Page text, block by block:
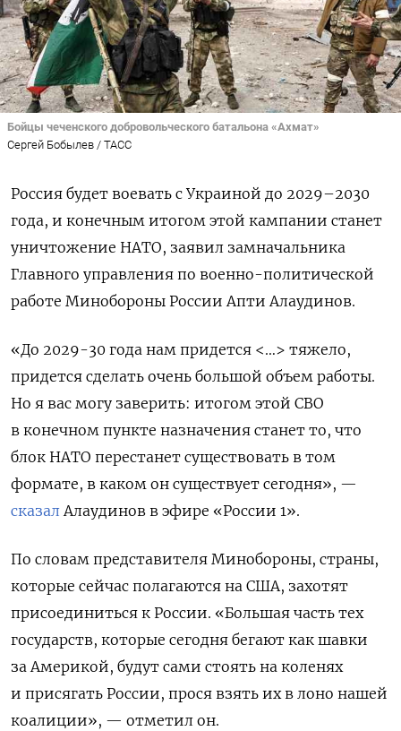
Бойцы чеченского добровольческого батальона «Ахмат»
Сергей Бобылев / ТАСС
Россия будет воевать с Украиной до 2029–2030
года, и конечным итогом этой кампании станет
уничтожение НАТО, заявил замначальника
Главного управления по военно-политической
работе Минобороны России Апти Алаудинов.
«До 2029-30 года нам придется <…> тяжело,
придется сделать очень большой объем работы.
Но я вас могу заверить: итогом этой СВО
в конечном пункте назначения станет то, что
блок НАТО перестанет существовать в том
формате, в каком он существует сегодня», —
сказалАлаудинов в эфире «России 1».
По словам представителя Минобороны, страны,
которые сейчас полагаются на США, захотят
присоединиться к России. «Большая часть тех
государств, которые сегодня бегают как шавки
за Америкой, будут сами стоять на коленях
и присягать России, прося взять их в лоно нашей
коалиции», — отметил он.